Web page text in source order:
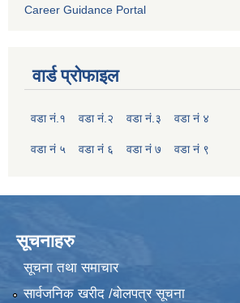
Career Guidance Portal
वार्ड प्रोफाइल
वडा नं.१ वडा नं.२ वडा नं.३ वडा नं ४
वडा नं ५ वडा नं ६ वडा नं ७ वडा नं ९
सूचनाहरु
सूचना तथा समाचार
सार्वजनिक खरीद /बोलपत्र सूचना